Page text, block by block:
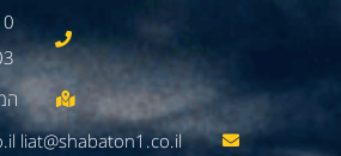
liat@shabaton1.co.il